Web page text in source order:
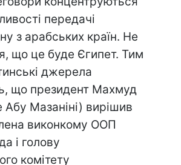
передачі
з арабських країн. Не
що це буде Єгипет. Тим
джерела
що президент Махмуд
Мазаніні) вирішив
виконкому ООП
і голову
комітету